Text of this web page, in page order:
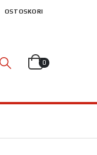
OSTOSKORI
0